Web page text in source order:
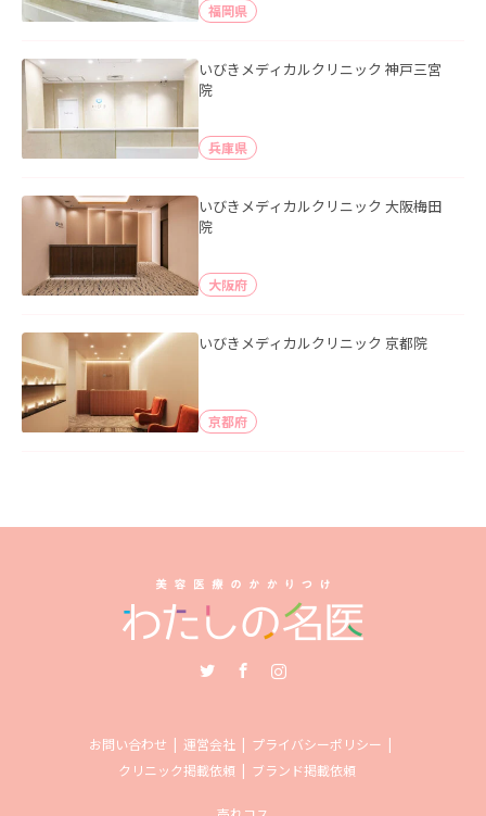
福岡県
いびきメディカルクリニック 神戸三宮
院
兵庫県
いびきメディカルクリニック 大阪梅田
院
大阪府
いびきメディカルクリニック 京都院
京都府
お問い合わせ 運営会社
プライバシーポリシー
クリニック掲載依頼
ブランド掲載依頼